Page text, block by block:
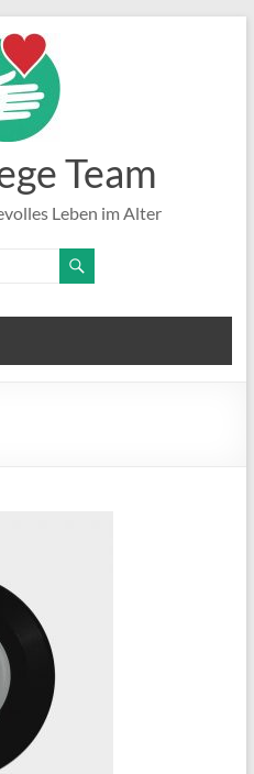
Team
Leben im Alter